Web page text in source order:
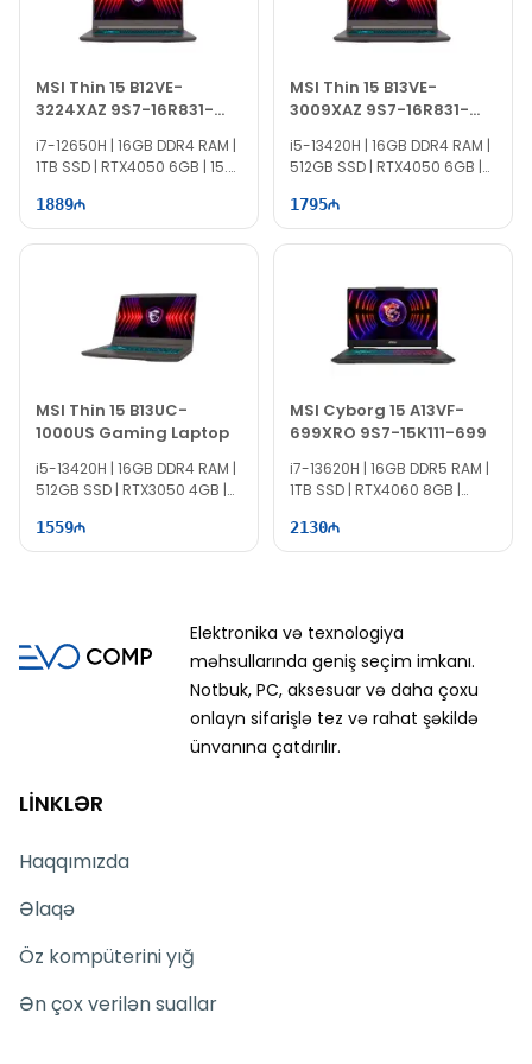
MSI Thin 15 B12VE-
3224XAZ 9S7-16R831-
i7-12650H | 16GB DDR4 RAM |
1TB SSD | RTX4050 6GB | 15.6"
1889
MSI Thin 15 B13VE-
3009XAZ 9S7-16R831-
i5-13420H | 16GB DDR4 RAM |
512GB SSD | RTX4050 6GB |
1795
MSI Thin 15 B13UC-
1000US Gaming Laptop
i5-13420H | 16GB DDR4 RAM |
512GB SSD | RTX3050 4GB |
1559
MSI Cyborg 15 A13VF-
699XRO 9S7-15K111-699
i7-13620H | 16GB DDR5 RAM |
1TB SSD | RTX4060 8GB |
2130
Elektronika və texnologiya
məhsullarında geniş seçim imkanı.
Notbuk, PC, aksesuar və daha çoxu
onlayn sifarişlə tez və rahat şəkildə
ünvanına çatdırılır.
LİNKLƏR
Haqqımızda
Əlaqə
Öz kompüterini yığ
Ən çox verilən suallar